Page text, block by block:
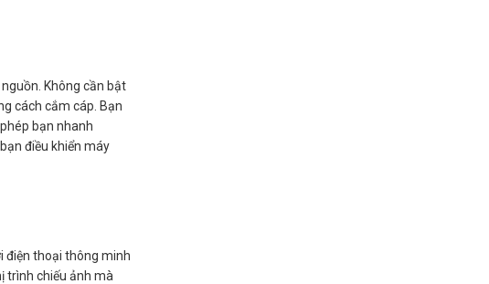
Không cần bật
cách cắm cáp. Bạn
bạn nhanh
điều khiển máy
điện thoại thông minh
trình chiếu ảnh mà